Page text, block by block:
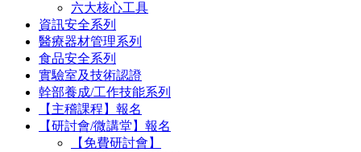
六大核心工具
資訊安全系列
醫療器材管理系列
食品安全系列
實驗室及技術認證
幹部養成/工作技能系列
【主稽課程】報名
【研討會/微講堂】報名
【免費研討會】